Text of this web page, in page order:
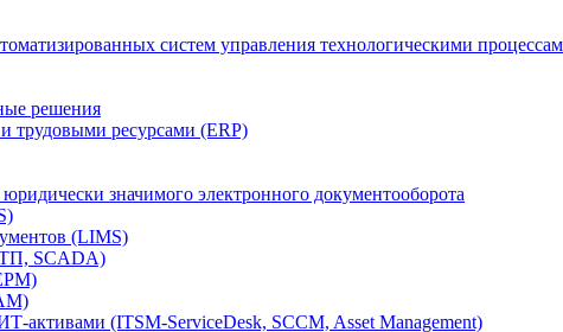
систем управления технологическими
решения
трудовыми ресурсами (ERP)
значимого электронного документооборота
(LIMS)
ТП, SCADA)
активами (ITSM-ServiceDesk, SCCM, Asset Management)